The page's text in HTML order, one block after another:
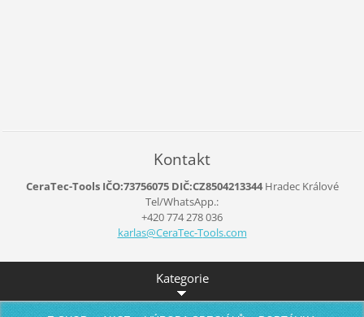
Kontakt
CeraTec-Tools IČO:73756075 DIČ:CZ8504213344Hradec Králové
Tel/WhatsApp.:
+420 774 278 036
karlas@CeraTec-Tools.com
Kategorie